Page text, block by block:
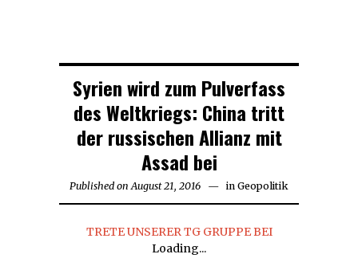
Syrien wird zum Pulverfass
des Weltkriegs: China tritt
der russischen Allianz mit
Assad bei
Published on August 21, 2016 Augustin Geopolitik
TRETE UNSERER TG GRUPPE BEI
Loading...